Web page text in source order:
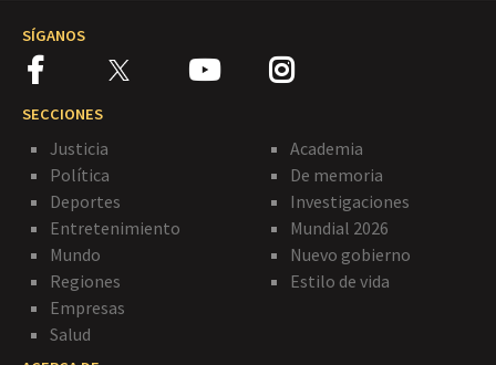
SÍGANOS
SECCIONES
Justicia
Política
Deportes
Entretenimiento
Mundo
Regiones
Empresas
Salud
Academia
De memoria
Investigaciones
Mundial 2026
Nuevo gobierno
Estilo de vida